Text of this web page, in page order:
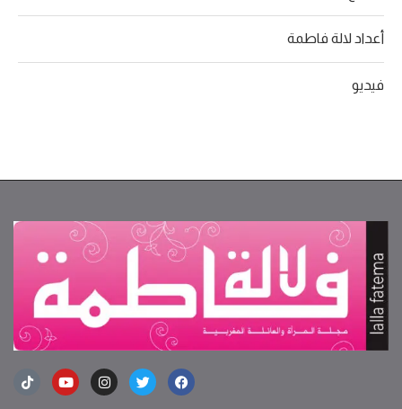
أعداد لالة فاطمة
فيديو